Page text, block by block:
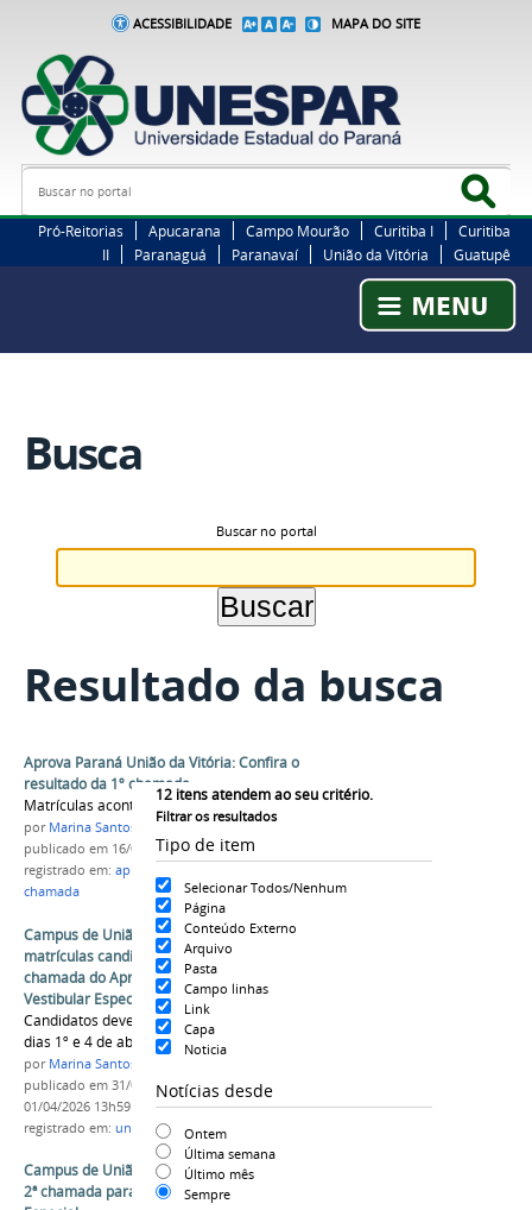
ACESSIBILIDADE MAPA DO SITE
Busca
Pró-Reitorias Apucarana Campo Mourão Curitiba I
Curitiba
II
Paranaguá Paranavaí União da Vitória Guatupê
Busca
Buscar no portal
Resultado da busca
12 itens atendem ao seu critério.
Filtrar os resultados
Tipo de item
Selecionar Todos/Nenhum
Página
Conteúdo Externo
Arquivo
Pasta
Campo linhas
Link
Capa
Noticia
Notícias desde
Ontem
Última semana
Último mês
Sempre
Aprova Paraná União da Vitória: Confira o
resultado da 1º chamada
Matrículas acontecem entre 19 e 23 de março
por Marina Santos Daum
publicado em 16/03/2026
registrado em: aprova paraná
chamada
Campus de União da Vitória convoca para
matrículas candidatos aprovados na última
chamada do Aprova Paraná e 3ª chamada do
Vestibular Especial
Candidatos devem efetivar a matrícula entre os
dias 1º e 4 de abril
por Marina Santos Daum
publicado em 31/03/2026—última modificação
01/04/2026 13h59
registrado em: uniuv ,aprova paraná
Campus de União da Vitória divulga resultado da
2ª chamada para Aprova Parana e Vestibular